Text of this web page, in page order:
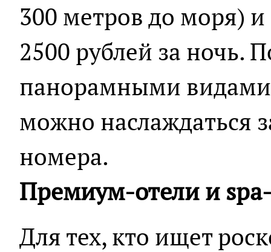
300 метров до моря)
2500 рублей за ночь.
панорамными видами
можно наслаждаться
номера.
Премиум-отели и
Для тех, кто ищет